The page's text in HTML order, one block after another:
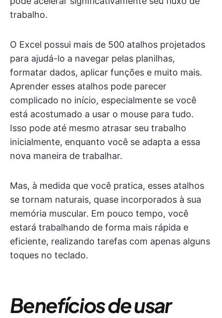
trabalho.
O Excel possui mais de 500 atalhos projetados
para ajudá-lo a navegar pelas planilhas,
formatar dados, aplicar funções e muito mais.
Aprender esses atalhos pode parecer
complicado no início, especialmente se você
está acostumado a usar o mouse para tudo.
Isso pode até mesmo atrasar seu trabalho
inicialmente, enquanto você se adapta a essa
nova maneira de trabalhar.
Mas, à medida que você pratica, esses atalhos
se tornam naturais, quase incorporados à sua
memória muscular. Em pouco tempo, você
estará trabalhando de forma mais rápida e
eficiente, realizando tarefas com apenas alguns
toques no teclado.
Benefícios de usar